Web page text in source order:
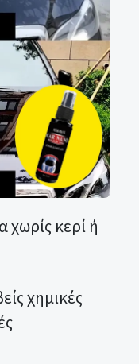
χωρίς κερί ή
χημικές